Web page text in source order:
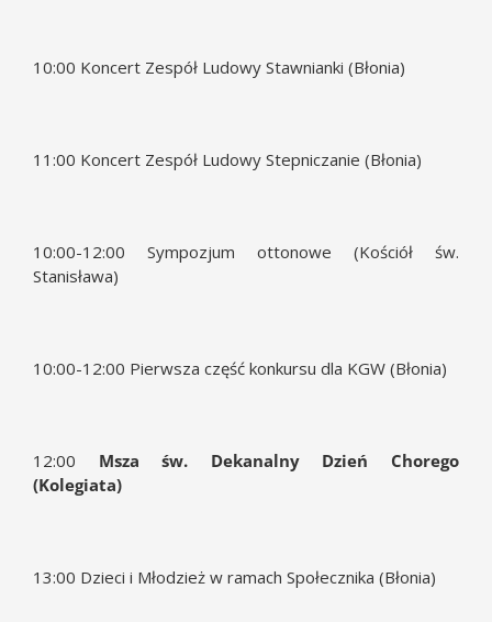
10:00 Koncert Zespół Ludowy Stawnianki (Błonia)
11:00 Koncert Zespół Ludowy Stepniczanie (Błonia)
10:00-12:00 Sympozjum ottonowe (Kościół św.
Stanisława)
10:00-12:00 Pierwsza część konkursu dla KGW (Błonia)
12:00 Msza św. Dekanalny Dzień Chorego
(Kolegiata)
13:00 Dzieci i Młodzież w ramach Społecznika (Błonia)